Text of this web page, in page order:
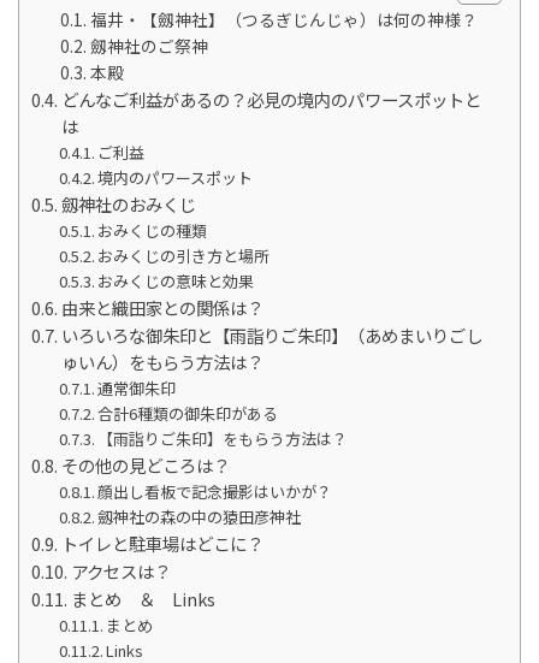
福井・【劔神社】（つるぎじんじゃ）は何の神様？
劔神社のご祭神
本殿
どんなご利益があるの？必見の境内のパワースポットと
は
ご利益
境内のパワースポット
劔神社のおみくじ
おみくじの種類
おみくじの引き方と場所
おみくじの意味と効果
由来と織田家との関係は？
いろいろな御朱印と【雨詣りご朱印】（あめまいりごし
ゅいん）をもらう方法は？
通常御朱印
合計6種類の御朱印がある
【雨詣りご朱印】をもらう方法は？
その他の見どころは？
顔出し看板で記念撮影はいかが？
劔神社の森の中の猿田彦神社
トイレと駐車場はどこに？
アクセスは？
まとめ ＆ Links
まとめ
Links